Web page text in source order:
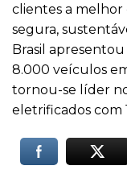
clientes a melhor
segura,
Brasil
8.000 veículos
tornou-se líder
eletrificados com